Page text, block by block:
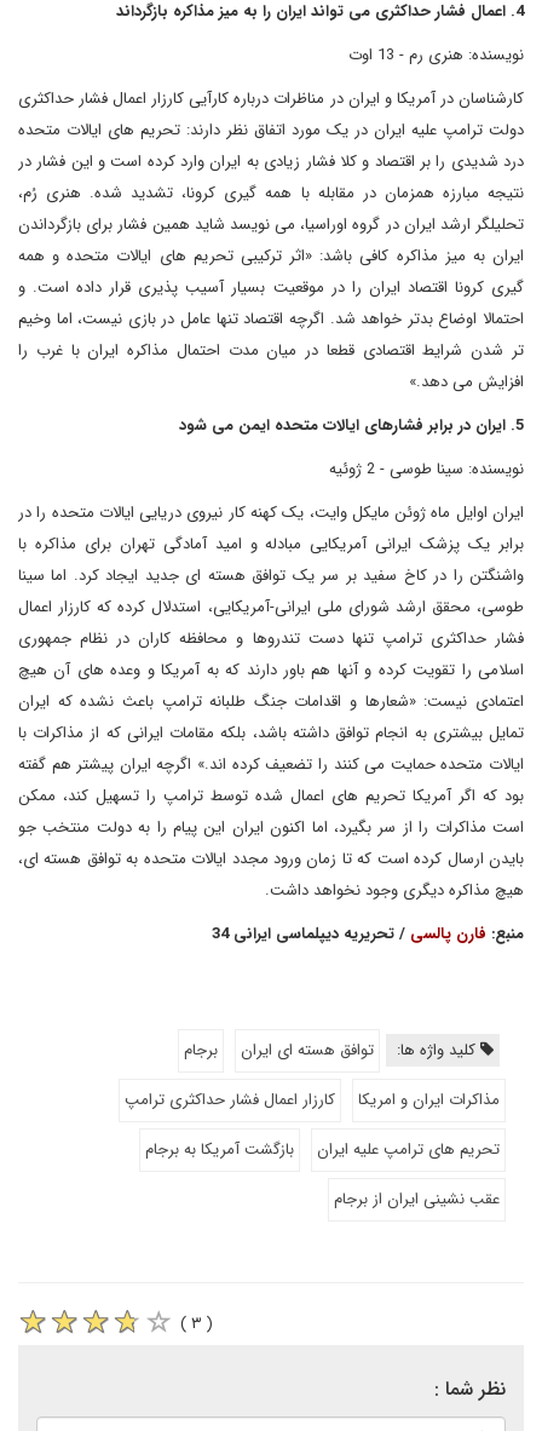
4. اعمال فشار حداکثری می تواند ایران را به میز مذاکره بازگرداند
نویسنده: هنری رم - 13 اوت
کارشناسان در آمریکا و ایران در مناظرات درباره کارآیی کارزار اعمال فشار حداکثری
دولت ترامپ علیه ایران در یک مورد اتفاق نظر دارند: تحریم های ایالات متحده
درد شدیدی را بر اقتصاد و کلا فشار زیادی به ایران وارد کرده است و این فشار در
نتیجه مبارزه همزمان در مقابله با همه گیری کرونا، تشدید شده. هنری رُم،
تحلیلگر ارشد ایران در گروه اوراسیا، می نویسد شاید همین فشار برای بازگرداندن
ایران به میز مذاکره کافی باشد: «اثر ترکیبی تحریم های ایالات متحده و همه
گیری کرونا اقتصاد ایران را در موقعیت بسیار آسیب پذیری قرار داده است. و
احتمالا اوضاع بدتر خواهد شد. اگرچه اقتصاد تنها عامل در بازی نیست، اما وخیم
تر شدن شرایط اقتصادی قطعا در میان مدت احتمال مذاکره ایران با غرب را
افزایش می دهد.»
5. ایران در برابر فشارهای ایالات متحده ایمن می شود
نویسنده: سینا طوسی - 2 ژوئیه
ایران اوایل ماه ژوئن مایکل وایت، یک کهنه کار نیروی دریایی ایالات متحده را در
برابر یک پزشک ایرانی آمریکایی مبادله و امید آمادگی تهران برای مذاکره با
واشنگتن را در کاخ سفید بر سر یک توافق هسته ای جدید ایجاد کرد. اما سینا
طوسی، محقق ارشد شورای ملی ایرانی-آمریکایی، استدلال کرده که کارزار اعمال
فشار حداکثری ترامپ تنها دست تندروها و محافظه کاران در نظام جمهوری
اسلامی را تقویت کرده و آنها هم باور دارند که به آمریکا و وعده های آن هیچ
اعتمادی نیست: «شعارها و اقدامات جنگ طلبانه ترامپ باعث نشده که ایران
تمایل بیشتری به انجام توافق داشته باشد، بلکه مقامات ایرانی که از مذاکرات با
ایالات متحده حمایت می کنند را تضعیف کرده اند.» اگرچه ایران پیشتر هم گفته
بود که اگر آمریکا تحریم های اعمال شده توسط ترامپ را تسهیل کند، ممکن
است مذاکرات را از سر بگیرد، اما اکنون ایران این پیام را به دولت منتخب جو
بایدن ارسال کرده است که تا زمان ورود مجدد ایالات متحده به توافق هسته ای،
هیچ مذاکره دیگری وجود نخواهد داشت.
منبع: فارن پالسی / تحریریه دیپلماسی ایرانی 34
کلید واژه ها: توافق هسته ای ایران
برجام
مذاکرات ایران و امریکا
کارزار اعمال فشار حداکثری ترامپ
تحریم های ترامپ علیه ایران
بازگشت آمریکا به برجام
عقب نشینی ایران از برجام
( ۳ )
نظر شما :